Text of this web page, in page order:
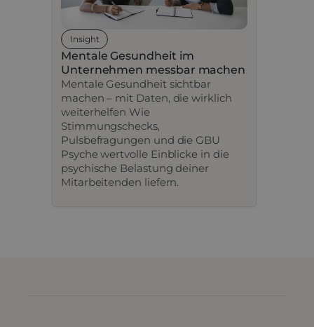
Insight
Mentale Gesundheit im
Unternehmen messbar machen
Mentale Gesundheit sichtbar
machen – mit Daten, die wirklich
weiterhelfen Wie
Stimmungschecks,
Pulsbefragungen und die GBU
Psyche wertvolle Einblicke in die
psychische Belastung deiner
Mitarbeitenden liefern.